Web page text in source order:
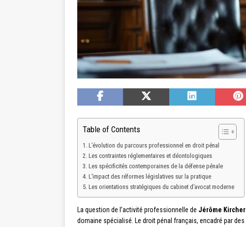
Table of Contents
L’évolution du parcours professionnel en droit pénal
Les contraintes réglementaires et déontologiques
Les spécificités contemporaines de la défense pénale
L’impact des réformes législatives sur la pratique
Les orientations stratégiques du cabinet d’avocat moderne
La question de l’activité professionnelle de Jérôme Kircher
domaine spécialisé. Le droit pénal français, encadré par des